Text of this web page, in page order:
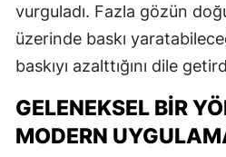
vurguladı. Fazla gözün
üzerinde baskı
baskıyı azalttığını dile
GELENEKSEL BIR
MODERN